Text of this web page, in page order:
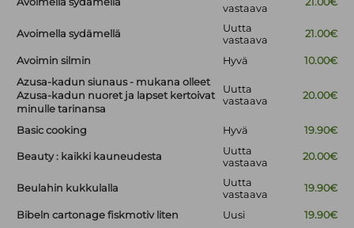
vastaava
Avoimella sydämellä
Uutta
vastaava
21.00€
Avoimin silmin Hyvä
10.00€
Azusa-kadun siunaus - mukana olleet
Azusa-kadun nuoret ja lapset kertoivat
minulle tarinansa
Uutta
vastaava
20.00€
Basic cooking Hyvä 19.90€
Beauty : kaikki kauneudesta
Uutta
vastaava
20.00€
Beulahin kukkulalla
Uutta
vastaava
19.90€
Bibeln cartonage fiskmotiv liten Uusi
19.90€